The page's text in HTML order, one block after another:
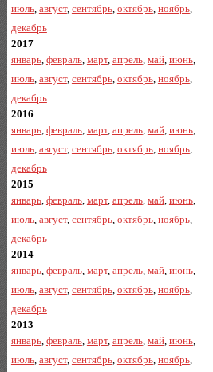
июль, август, сентябрь, октябрь, ноябрь,
декабрь
2017
январь, февраль, март, апрель, май, июнь,
июль, август, сентябрь, октябрь, ноябрь,
декабрь
2016
январь, февраль, март, апрель, май, июнь,
июль, август, сентябрь, октябрь, ноябрь,
декабрь
2015
январь, февраль, март, апрель, май, июнь,
июль, август, сентябрь, октябрь, ноябрь,
декабрь
2014
январь, февраль, март, апрель, май, июнь,
июль, август, сентябрь, октябрь, ноябрь,
декабрь
2013
январь, февраль, март, апрель, май, июнь,
июль, август, сентябрь, октябрь, ноябрь,